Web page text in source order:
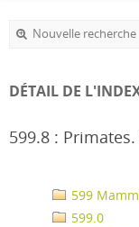
Nouvelle recherche
DÉTAIL DE
599.8 : Primates.
599
599.0